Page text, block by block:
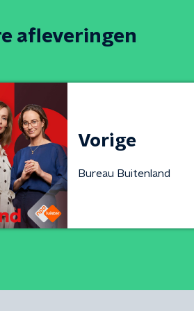
afleveringen
Vorige
Bureau Buitenland